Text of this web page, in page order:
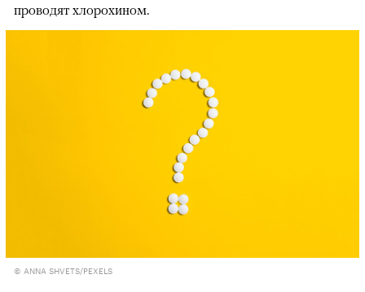
проводят хлорохином.
© ANNA SHVETS/PEXELS